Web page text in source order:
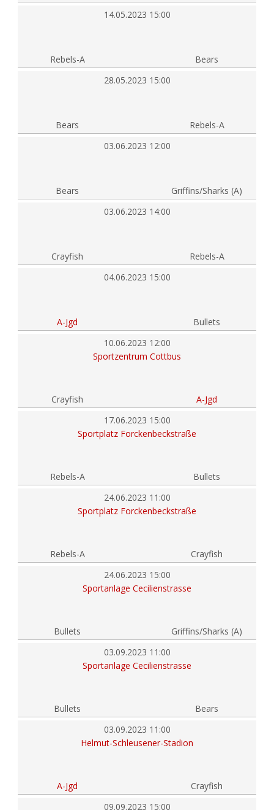
14.05.2023 15:00
Rebels-A
Bears
28.05.2023 15:00
Bears
Rebels-A
03.06.2023 12:00
Bears
Griffins/Sharks (A)
03.06.2023 14:00
Crayfish
Rebels-A
04.06.2023 15:00
A-Jgd
Bullets
10.06.2023 12:00
Sportzentrum Cottbus
Crayfish
A-Jgd
17.06.2023 15:00
Sportplatz Forckenbeckstraße
Rebels-A
Bullets
24.06.2023 11:00
Sportplatz Forckenbeckstraße
Rebels-A
Crayfish
24.06.2023 15:00
Sportanlage Cecilienstrasse
Bullets
Griffins/Sharks (A)
03.09.2023 11:00
Sportanlage Cecilienstrasse
Bullets
Bears
03.09.2023 11:00
Helmut-Schleusener-Stadion
A-Jgd
Crayfish
09.09.2023 15:00